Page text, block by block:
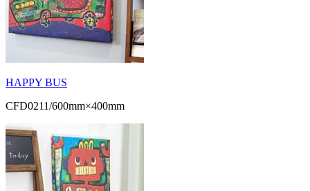
HAPPY BUS
CFD0211/600mm×400mm